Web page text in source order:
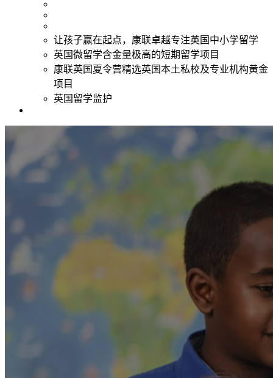
让孩子赢在起点，康联卓越专注英国中小学留学
英国微留学含金量极高的短期留学项目
康联英国夏令营精选英国本土私校及专业机构黄金
项目
英国留学监护